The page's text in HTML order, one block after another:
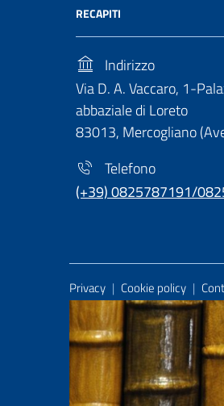
RECAPITI
Indirizzo
Via D. A. Vaccaro, 1-
abbaziale di Loreto
83013, Mercogliano
Telefono
(+39) 0825787191/
Useful Links
Privacy | Cookie policy |